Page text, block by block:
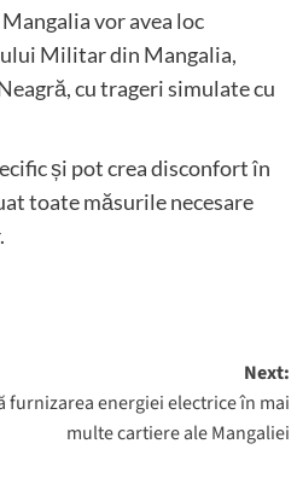
vor avea loc
Militar din Mangalia,
cu trageri simulate cu
și pot crea disconfort în
toate măsurile necesare
Next:
furnizarea energiei electrice în mai
multe cartiere ale Mangaliei